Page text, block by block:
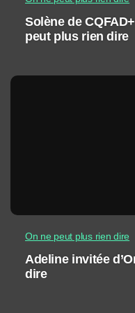
Solène de
peut plus rien dire
On ne peut plus rien dire
Adeline invitée
dire